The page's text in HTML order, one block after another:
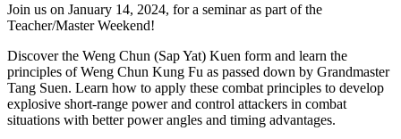
Join us on January 14, 2024, for a seminar as part of the
Teacher/Master Weekend!
Discover the Weng Chun (Sap Yat) Kuen form and learn the
principles of Weng Chun Kung Fu as passed down by Grandmaster
Tang Suen. Learn how to apply these combat principles to develop
explosive short-range power and control attackers in combat
situations with better power angles and timing advantages.